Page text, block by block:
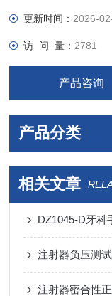
更新时间： 2026-
访 问 量： 2781
产品咨询
产品分类
相关文章
DZ1045-D牙科
注射器负压测
注射器密合性